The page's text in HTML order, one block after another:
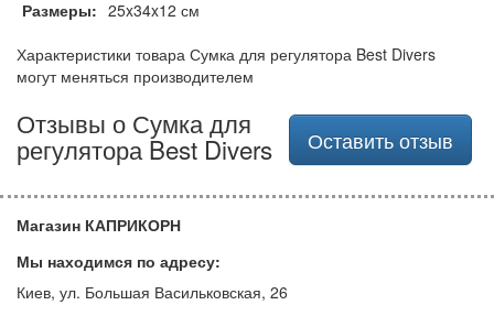
Размеры: 25x34x12 см
Характеристики товара Сумка для регулятора Best Divers
могут меняться производителем
Оставить отзыв
Отзывы о Сумка для
регулятора Best Divers
Магазин КАПРИКОРН
Мы находимся по адресу:
Киев, ул. Большая Васильковская, 26